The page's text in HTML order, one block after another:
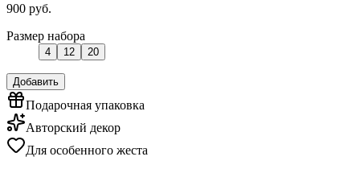
900 руб.
Размер набора
4 12 20
Добавить
Подарочная упаковка
Авторский декор
Для особенного жеста